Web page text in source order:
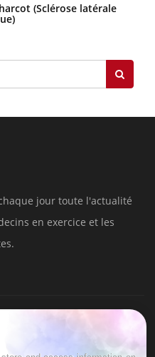
(Sclérose latérale
jour toute l'actualité
en exercice et les